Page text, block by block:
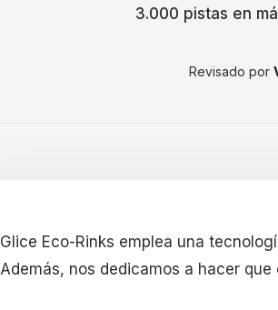
한국어
3.000 pistas en
Revisado por
Glice Eco-Rinks emplea una
Además, nos dedicamos a hacer